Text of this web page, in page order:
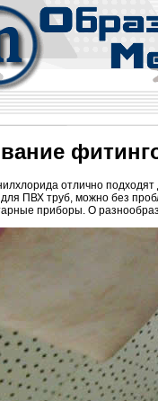
отлично
ПВХ труб, можно без
приборы. О